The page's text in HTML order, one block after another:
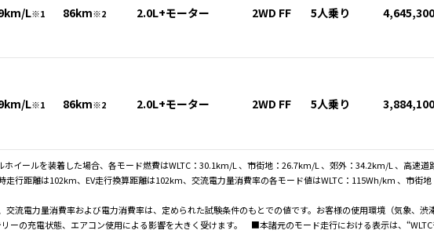
L※1 86km※2 2.0L+モーター 2WD FF 5人乗り
L※1 86km※2 2.0L+モーター 2WD FF 5人乗り
イールを装着した場合、各モード燃費はWLTC：30.1km/L 、市街地：26.7km/L 、郊外：34.2km/L 、高
走行距離は102km、EV走行換算距離は102km、交流電力量消費率の各モード値はWLTC：115Wh/km 、市
流電力量消費率および電力消費率は、定められた試験条件のもとでの値です。お客様の使用環境（気象、
ーの充電状態、エアコン使用による影響を大きく受けます。 ■本諸元のモード走行における表示は、“WLTC